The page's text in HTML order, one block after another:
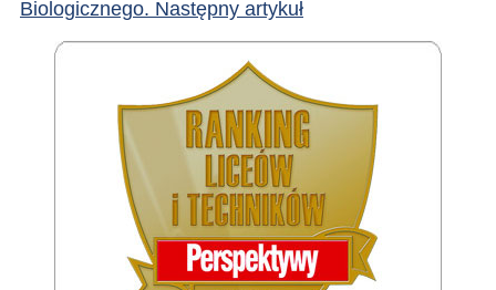
Biologicznego. Następny artykuł